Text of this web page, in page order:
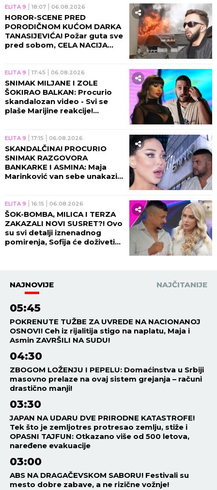
ELITA 9 18:07 06.08.2026
HOROR-SCENE PRED
PORODIČNOM KUĆOM DARKA
TANASIJEVIĆA! Požar guta sve
pred sobom, CELA NACIJA
ELITA 9 17:45 06.08.2026
SNIMAK MILJANE I ZOLE
ŠOKIRAO BALKAN: Procurio
skandalozan video - Svi se
plaše Marijine reakcije!
ELITA 9 17:15 06.08.2026
SKANDALČINA! PROCURIO
SNIMAK RAZGOVORA
BANKARKE I ASMINA: Maja
Marinković van sebe unakazila
ELITA 9 16:15 06.08.2026
ŠOK-BOMBA, MILICA I TERZA
ZAKAZALI NOVI SUSRET?! Ovo
su svi detalji iznenadnog
pomirenja, Sofija će doživeti
NAJNOVIJE NAJČITANIJE
05:45
POKRENUTE TUŽBE ZA UVREDE NA NACIONANOJ
OSNOVI! Ceh iz rijalitija stigo na naplatu, Maja i
Asmin ZAVRŠILI NA SUDU!
04:30
ZBOGOM LOŽENJU I PEPELU: Domaćinstva u Srbiji
masovno prelaze na ovaj sistem grejanja – računi
drastično manji!
03:30
JAPAN NA UDARU DVE PRIRODNE KATASTROFE!
Tek što je zemljotres protresao zemlju, stiže i
OPASNI TAJFUN: Otkazano više od 500 letova,
naređene evakuacije
03:00
ABS NA DRAGAČEVSKOM SABORU! Festivali su
mesto dobre zabave, a ne rizične vožnje!